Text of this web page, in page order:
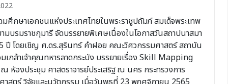
ศึกษาเอกชนแห่งประเทศไทยในพระราชูปถัมภ์ สมเด็จพระเทพ
มบรมราชกุมารี จัดบรรยายพิเศษเนื่องในโอกาสวันสถาปนาสมา
ปี โดยเชิญ ศ.ดร.สุรินทร์ คำฝอย คณะวิศวกรรมศาสตร์ สถาบัน
มเกล้าเจ้าคุณทหารลาดกระบัง บรรยายเรื่อง Skill Mapping
ห้องประชุม ศาสตราจารย์ประเสริฐ ณ นคร กระทรวงการ